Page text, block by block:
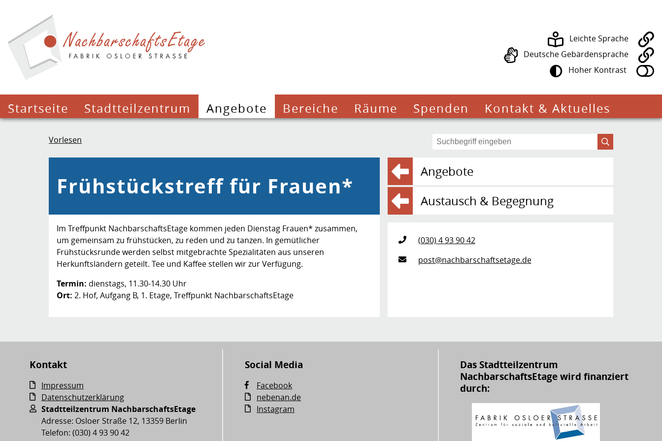
Startseite Stadtteilzentrum Angebote Bereiche Räume Spenden Kontakt & Aktuelles
Leichte Sprache
Deutsche Gebärdensprache
Hoher Kontrast
Vorlesen
Frühstückstreff für Frauen*
Im Treffpunkt NachbarschaftsEtage kommen jeden Dienstag Frauen* zusammen,
um gemeinsam zu frühstücken, zu reden und zu tanzen. In gemütlicher
Frühstücksrunde werden selbst mitgebrachte Spezialitäten aus unseren
Herkunftsländern geteilt. Tee und Kaffee stellen wir zur Verfügung.
Termin: dienstags, 11.30-14.30 Uhr
Ort: 2. Hof, Aufgang B, 1. Etage, Treffpunkt NachbarschaftsEtage
Angebote
Austausch & Begegnung
(030) 4 93 90 42
post@nachbarschaftsetage.de
Kontakt
Impressum
Datenschutzerklärung
Stadtteilzentrum NachbarschaftsEtage
Adresse: Osloer Straße 12, 13359 Berlin
Telefon: (030) 4 93 90 42
Social Media
Facebook
nebenan.de
Instagram
Das Stadtteilzentrum
NachbarschaftsEtage wird finanziert
durch: